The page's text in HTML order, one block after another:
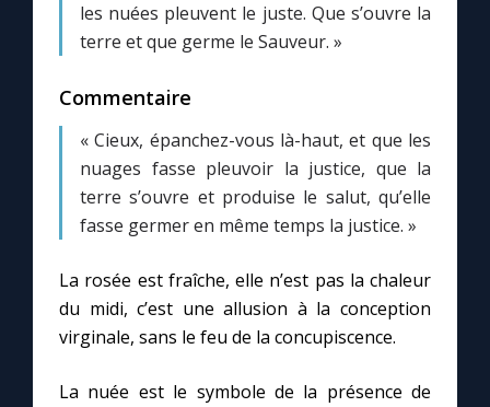
les nuées pleuvent le juste. Que s’ouvre la
terre et que germe le Sauveur. »
Commentaire
« Cieux, épanchez-vous là-haut, et que les
nuages fasse pleuvoir la justice, que la
terre s’ouvre et produise le salut, qu’elle
fasse germer en même temps la justice. »
La rosée est fraîche, elle n’est pas la chaleur
du midi, c’est une allusion à la conception
virginale, sans le feu de la concupiscence.
La nuée est le symbole de la présence de